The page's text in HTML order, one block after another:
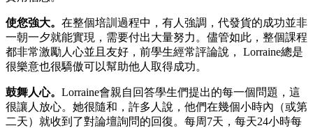
使您強大。 在整個培訓過程中，有人強調，代發貨的成功並非
一朝一夕就能實現，需要付出大量努力。儘管如此，整個課程
都非常激勵人心並且友好，前學生經常評論說， Lorraine總是
很樂意也很驕傲可以幫助他人取得成功。
鼓舞人心。 Lorraine會親自回答學生們提出的每一個問題，這
很讓人放心。她很隨和，許多人說，他們在幾個小時內（或第
二天）就收到了對論壇詢問的回復。每周7天，每天24小時每